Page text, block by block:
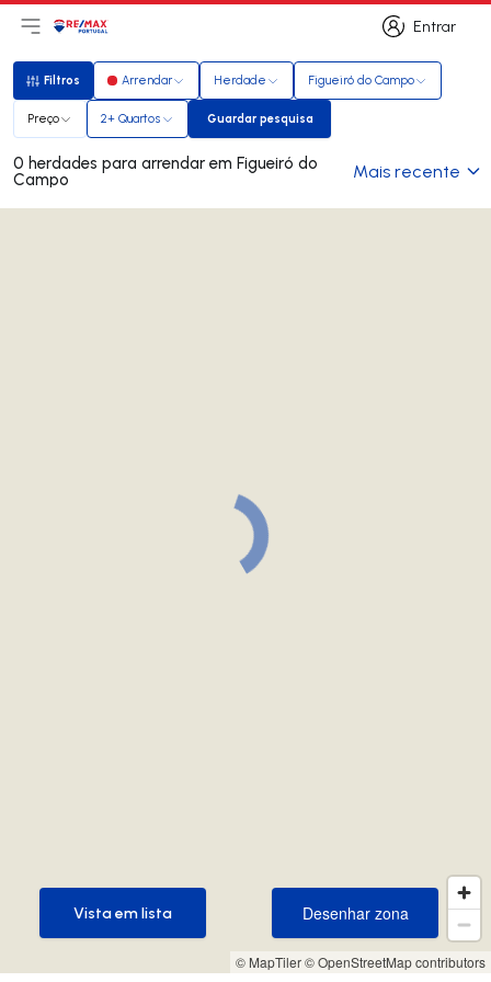
Entrar
Entrar
Abri menu principal
LogoIr para página inicial
Filtros
Filtros Arrendar Herdade Figueiró do Campo
Preço 2+ Quartos Guardar pesquisa
Guardar pesquisa
0 herdades para arrendar em Figueiró do
Campo Mais recente
© MapTiler© OpenStreetMap contributors
Desenhar zona
Desenhar zona
Vista em lista
Vista em lista